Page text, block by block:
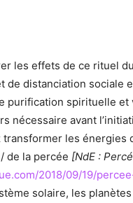
les effets de ce rituel
de distanciation
purification spirituelle
nécessaire avant
transformer les
de la percée [NdE :
2018/09/19/
solaire, les